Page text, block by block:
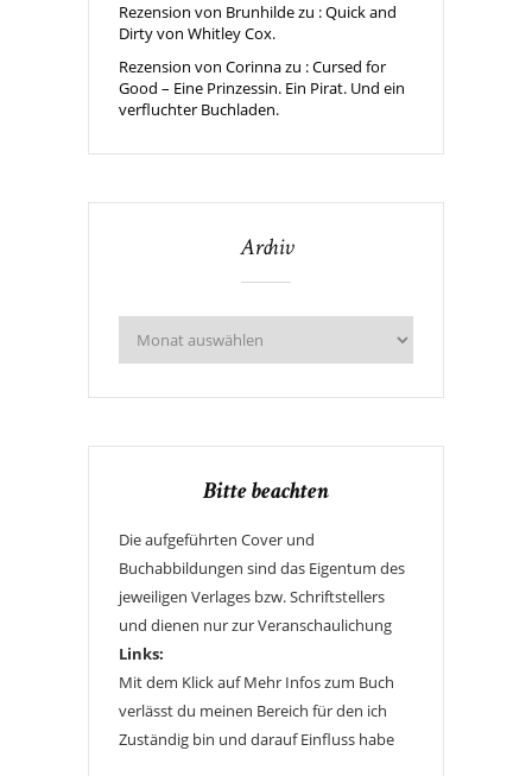
Rezension von Brunhilde zu : Quick and
Dirty von Whitley Cox.
Rezension von Corinna zu : Cursed for
Good – Eine Prinzessin. Ein Pirat. Und ein
verfluchter Buchladen.
Archiv
Bitte beachten
Die aufgeführten Cover und
Buchabbildungen sind das Eigentum des
jeweiligen Verlages bzw. Schriftstellers
und dienen nur zur Veranschaulichung
Links:
Mit dem Klick auf Mehr Infos zum Buch
verlässt du meinen Bereich für den ich
Zuständig bin und darauf Einfluss habe